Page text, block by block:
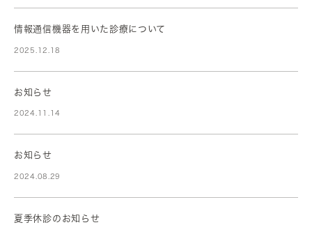
情報通信機器を用いた診療について
2025.12.18
お知らせ
2024.11.14
お知らせ
2024.08.29
夏季休診のお知らせ